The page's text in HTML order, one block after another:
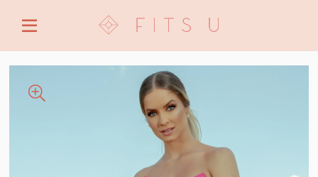
CRIAR NOVA CONTA